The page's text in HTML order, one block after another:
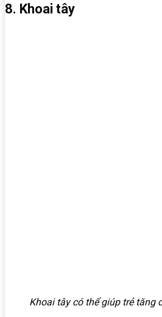
8. Khoai tây
Khoai tây có thể giúp trẻ tăng